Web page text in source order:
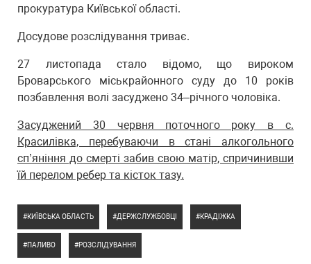
прокуратура Київської області.
Досудове розслідування триває.
27 листопада стало відомо, що вироком
Броварського міськрайонного суду до 10 років
позбавлення волі засуджено 34–річного чоловіка.
Засуджений 30 червня поточного року в с.
Красилівка, перебуваючи в стані алкогольного
сп’яніння до смерті забив свою матір, спричинивши
їй перелом ребер та кісток тазу.
КИЇВСЬКА ОБЛАСТЬ ДЕРЖСЛУЖБОВЦІ КРАДІЖКА
ПАЛИВО РОЗСЛІДУВАННЯ